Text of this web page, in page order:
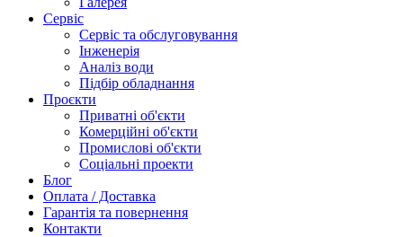
Сервіс
Сервіс та обслуговування
Інженерія
Аналіз води
Підбір обладнання
Проєкти
Приватні об'єкти
Комерційні об'єкти
Промислові об'єкти
Соціальні проекти
Блог
Оплата / Доставка
Гарантія та повернення
Контакти